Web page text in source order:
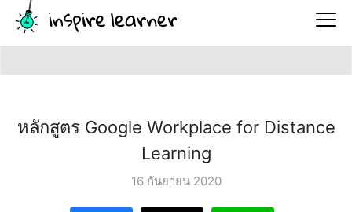
หลักสูตร Google Workplace for Distance
Learning
16 กันยายน 2020